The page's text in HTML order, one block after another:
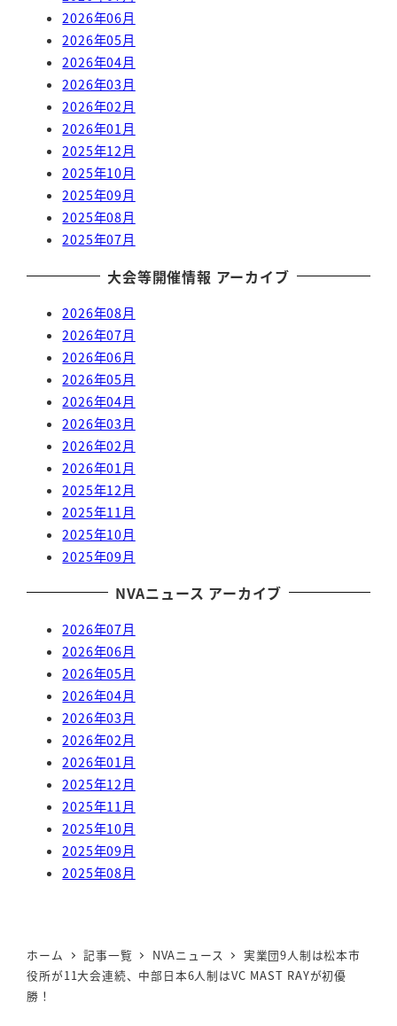
2026年06月
2026年05月
2026年04月
2026年03月
2026年02月
2026年01月
2025年12月
2025年10月
2025年09月
2025年08月
2025年07月
大会等開催情報 アーカイブ
2026年08月
2026年07月
2026年06月
2026年05月
2026年04月
2026年03月
2026年02月
2026年01月
2025年12月
2025年11月
2025年10月
2025年09月
NVAニュース アーカイブ
2026年07月
2026年06月
2026年05月
2026年04月
2026年03月
2026年02月
2026年01月
2025年12月
2025年11月
2025年10月
2025年09月
2025年08月
ホーム 記事一覧 NVAニュース
実業団9人制は松本市
役所が11大会連続、中部日本6人制はVC MAST RAYが初優
勝！